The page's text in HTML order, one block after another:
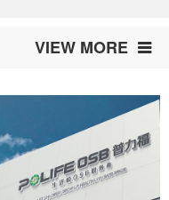
VIEW MORE